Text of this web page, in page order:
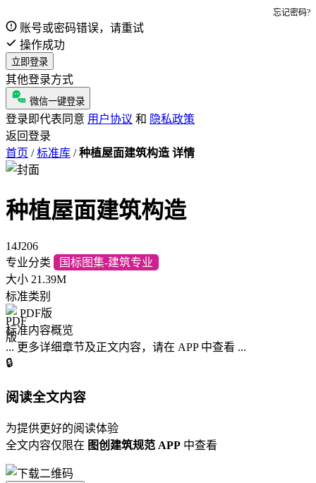
忘记密码?
账号或密码错误，请重试
操作成功
立即登录
其他登录方式
微信一键登录
登录即代表同意 用户协议 和 隐私政策
返回登录
首页 / 标准库 / 种植屋面建筑构造 详情
种植屋面建筑构造
14J206
专业分类
国标图集-建筑专业
大小 21.39M
标准类别
PDF版
标准内容概览
... 更多详细章节及正文内容，请在 APP 中查看 ...
🔒
阅读全文内容
为提供更好的阅读体验
全文内容仅限在 图创建筑规范 APP 中查看